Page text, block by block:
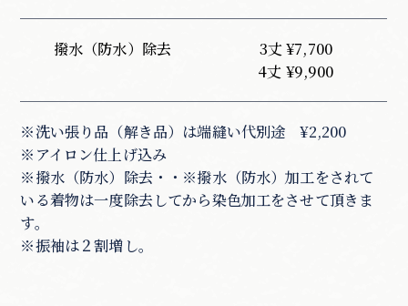
撥水（防水）除去
3丈 ¥7,700
4丈 ¥9,900
※洗い張り品（解き品）は端縫い代別途 ¥2,200
※アイロン仕上げ込み
※撥水（防水）除去・・※撥水（防水）加工をされて
いる着物は一度除去してから染色加工をさせて頂きま
す。
※振袖は２割増し。